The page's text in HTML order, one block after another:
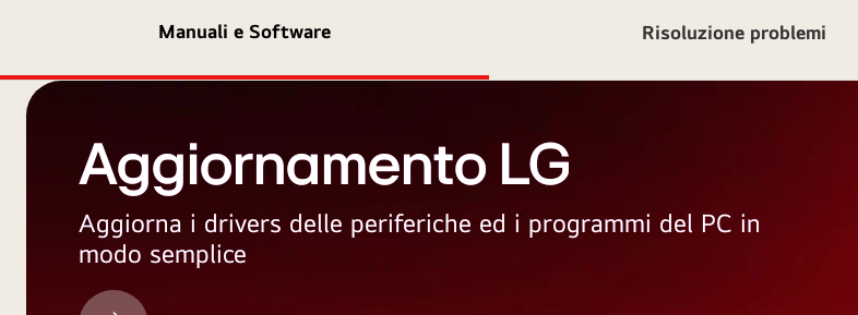
Manuali e Software Risoluzione problemi
Aggiornamento LG
Aggiorna i drivers delle periferiche ed i programmi del PC in
modo semplice
Aggiornamento